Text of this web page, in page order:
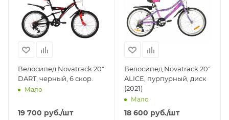
Велосипед Novatrack 20"
DART, черный, 6 скор.
Мало
19 700 руб./шт
Велосипед Novatrack 20"
ALICE, пурпурный, диск
(2021)
Мало
18 600 руб./шт